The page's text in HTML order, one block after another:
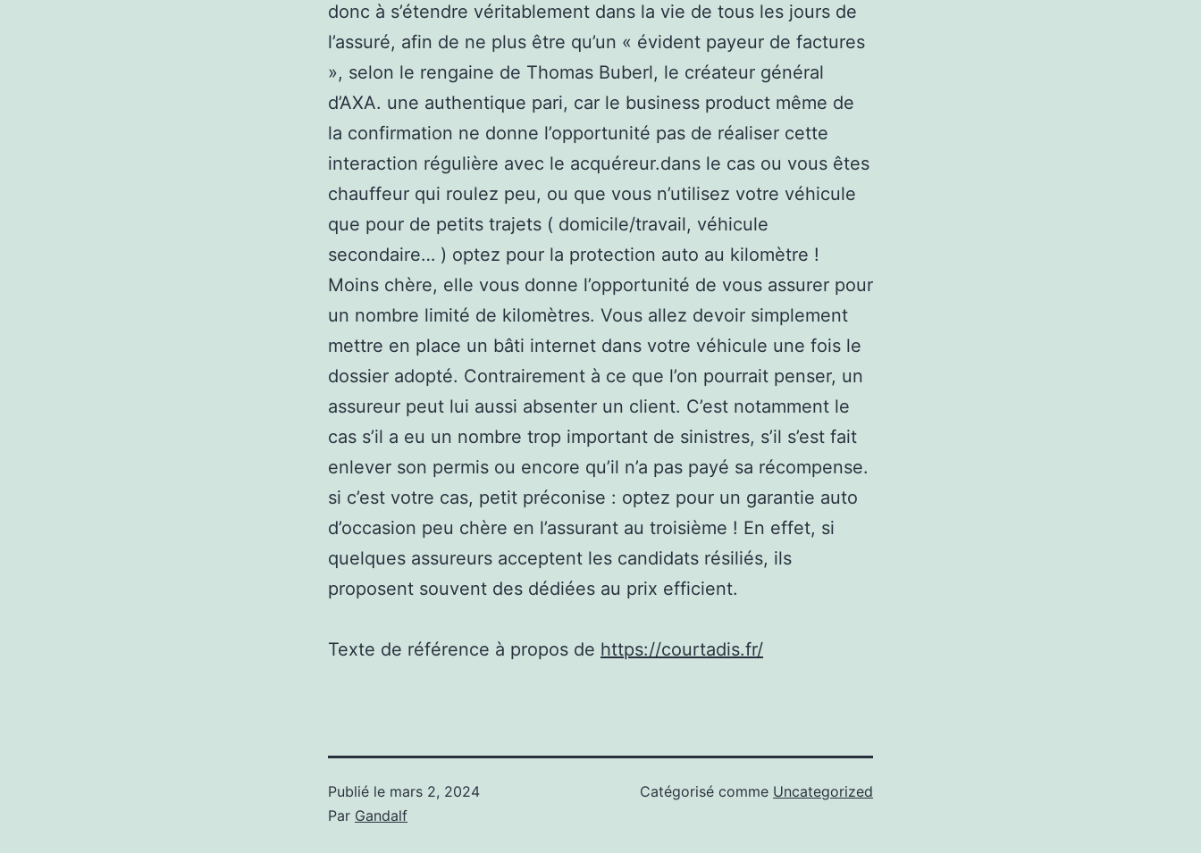
donc à s’étendre véritablement dans la vie de tous les jours de
l’assuré, afin de ne plus être qu’un « évident payeur de factures
», selon le rengaine de Thomas Buberl, le créateur général
d’AXA. une authentique pari, car le business product même de
la confirmation ne donne l’opportunité pas de réaliser cette
interaction régulière avec le acquéreur.dans le cas ou vous êtes
chauffeur qui roulez peu, ou que vous n’utilisez votre véhicule
que pour de petits trajets ( domicile/travail, véhicule
secondaire… ) optez pour la protection auto au kilomètre !
Moins chère, elle vous donne l’opportunité de vous assurer pour
un nombre limité de kilomètres. Vous allez devoir simplement
mettre en place un bâti internet dans votre véhicule une fois le
dossier adopté. Contrairement à ce que l’on pourrait penser, un
assureur peut lui aussi absenter un client. C’est notamment le
cas s’il a eu un nombre trop important de sinistres, s’il s’est fait
enlever son permis ou encore qu’il n’a pas payé sa récompense.
si c’est votre cas, petit préconise : optez pour un garantie auto
d’occasion peu chère en l’assurant au troisième ! En effet, si
quelques assureurs acceptent les candidats résiliés, ils
proposent souvent des dédiées au prix efficient.
Texte de référence à propos de https://courtadis.fr/
Publié le mars 2, 2024
Par Gandalf
Catégorisé comme Uncategorized